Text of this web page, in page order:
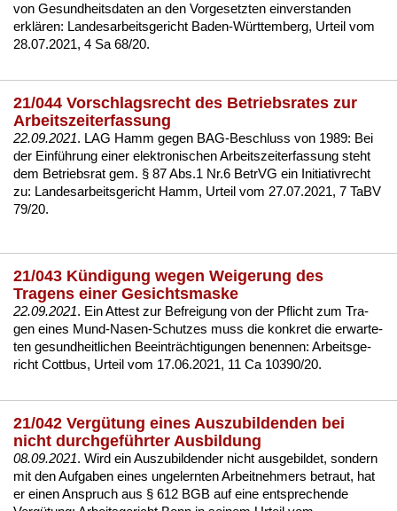
von Ge­sund­heits­da­ten an den Vor­ge­setz­ten ein­ver­stan­den
erklären: Lan­des­ar­beits­ge­richt Ba­den-Würt­tem­berg, Ur­teil vom
28.07.2021, 4 Sa 68/20.
21/044 Vorschlagsrecht des Betriebsrates zur
Arbeitszeiterfassung
22.09.2021. LAG Hamm ge­gen BAG-Be­schluss von 1989: Bei
der Einführung ei­ner elek­tro­ni­schen Ar­beits­zeit­er­fas­sung steht
dem Be­triebs­rat gem. § 87 Abs.1 Nr.6 Be­trVG ein Initia­tiv­recht
zu: Lan­des­ar­beits­ge­richt Hamm, Ur­teil vom 27.07.2021, 7 TaBV
79/20.
21/043 Kündigung wegen Weigerung des
Tragens einer Gesichtsmaske
22.09.2021. Ein At­test zur Be­frei­gung von der Pflicht zum Tra­
gen ei­nes Mund-Na­sen-Schut­zes muss die kon­kret die er­war­te­
ten ge­sund­heit­li­chen Be­ein­träch­ti­gun­gen be­nen­nen: Ar­beits­ge­
richt Cott­bus, Ur­teil vom 17.06.2021, 11 Ca 10390/20.
21/042 Vergütung eines Auszubildenden bei
nicht durchgeführter Ausbildung
08.09.2021. Wird ein Aus­zu­bil­den­der nicht aus­ge­bil­det, son­dern
mit den Auf­ga­ben ei­nes un­ge­lern­ten Ar­beit­neh­mers be­traut, hat
er ei­nen An­spruch aus § 612 BGB auf ei­ne ent­spre­chen­de